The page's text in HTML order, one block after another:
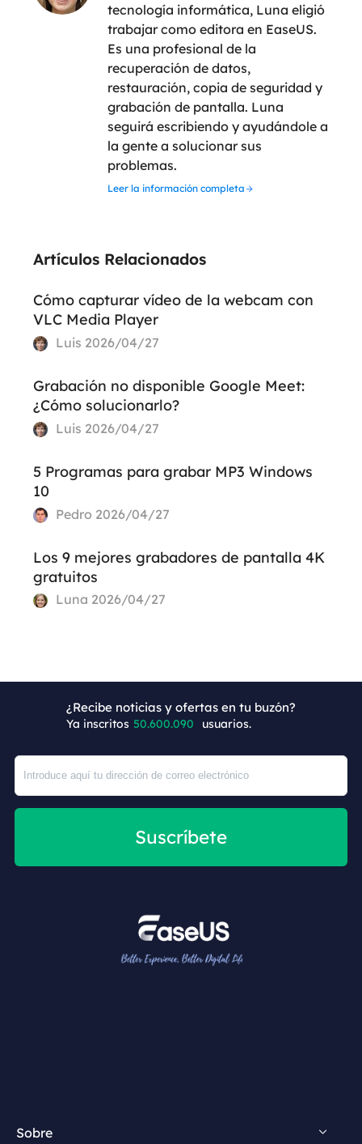
tecnología informática, Luna eligió
trabajar como editora en EaseUS.
Es una profesional de la
recuperación de datos,
restauración, copia de seguridad y
grabación de pantalla. Luna
seguirá escribiendo y ayudándole a
la gente a solucionar sus
problemas.
Leer la información completa
Artículos Relacionados
Cómo capturar vídeo de la webcam con
VLC Media Player
Luis 2026/04/27
Grabación no disponible Google Meet:
¿Cómo solucionarlo?
Luis 2026/04/27
5 Programas para grabar MP3 Windows
10
Pedro 2026/04/27
Los 9 mejores grabadores de pantalla 4K
gratuitos
Luna 2026/04/27
¿Recibe noticias y ofertas en tu buzón?
Ya inscritos 50.600.095 usuarios.
Suscríbete
Sobre